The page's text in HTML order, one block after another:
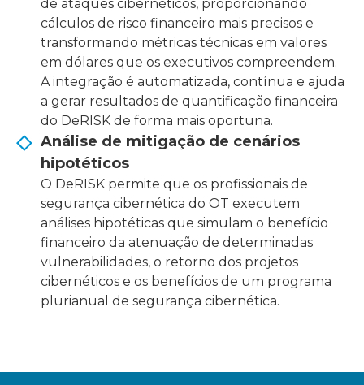
de ataques cibernéticos, proporcionando
cálculos de risco financeiro mais precisos e
transformando métricas técnicas em valores
em dólares que os executivos compreendem.
A integração é automatizada, contínua e ajuda
a gerar resultados de quantificação financeira
do DeRISK de forma mais oportuna.
Análise de mitigação de cenários
hipotéticos
O DeRISK permite que os profissionais de
segurança cibernética do OT executem
análises hipotéticas que simulam o benefício
financeiro da atenuação de determinadas
vulnerabilidades, o retorno dos projetos
cibernéticos e os benefícios de um programa
plurianual de segurança cibernética.